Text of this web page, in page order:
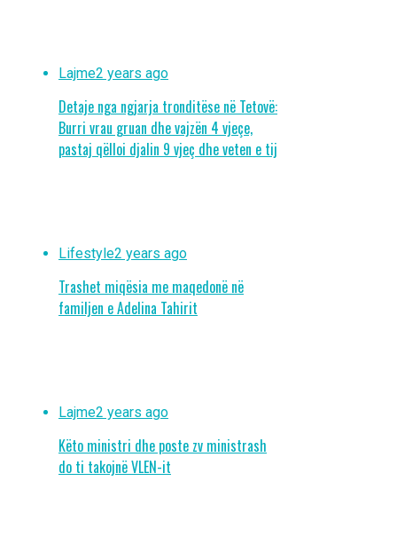
Lajme2 years ago
Detaje nga ngjarja tronditëse në Tetovë:
Burri vrau gruan dhe vajzën 4 vjeçe,
pastaj qëlloi djalin 9 vjeç dhe veten e tij
Lifestyle2 years ago
Trashet miqësia me maqedonë në
familjen e Adelina Tahirit
Lajme2 years ago
Këto ministri dhe poste zv ministrash
do ti takojnë VLEN-it